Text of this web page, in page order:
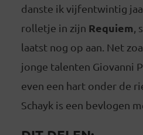
danste ik vijfentwintig
rolletje in zijn Requiem
laatst nog op aan. Net
jonge talenten Giovanni
even een hart onder de
Schayk is een bevlogen